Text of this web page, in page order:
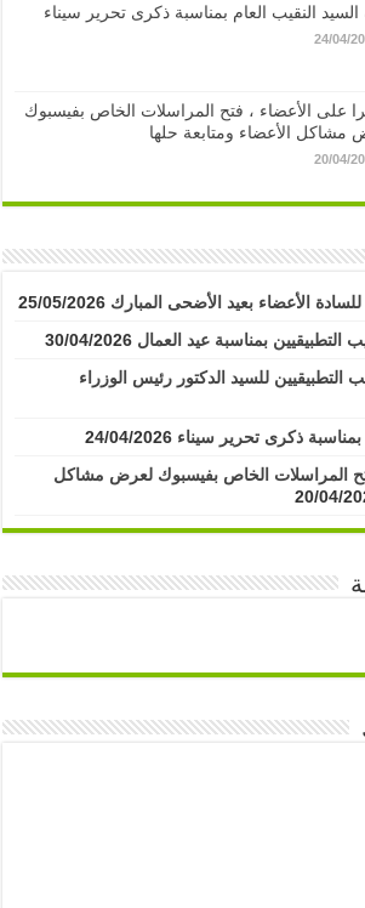
السيد النقيب العام بمناسبة ذكرى تحرير سيناء
24/04/
على الأعضاء ، فتح المراسلات الخاص بفيسبوك
مشاكل الأعضاء ومتابعة حلها
20/04/
للسادة الأعضاء بعيد الأضحى المبارك 25/05/2026
التطبيقيين بمناسبة عيد العمال 30/04/2026
التطبيقيين للسيد الدكتور رئيس الوزراء
بمناسبة ذكرى تحرير سيناء 24/04/2026
المراسلات الخاص بفيسبوك لعرض مشاكل
20/04/